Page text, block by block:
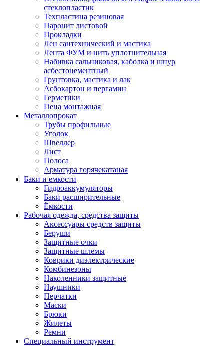
стеклопластик
Техпластина резиновая
Паронит листовой
Прокладки
Лен сантехнический и мастика
Лента ФУМ и нить уплотнительная
Набивка сальниковая, каболка и шнур
асбестоцементный
Грунтовка, мастика и лак
Асбокартон и пергамин
Герметики
Пена монтажная
Металлопрокат
Трубы профильные
Уголок
Швеллер
Лист
Полоса
Арматура горячекатаная
Баки и емкости
Гидроаккумуляторы
Баки расширительные
Ёмкости
Рабочая одежда, средства защиты
Аксессуары средств защиты
Беруши
Защитные очки
Защитные шлемы
Коврики диэлектрические
Комбинезоны
Наколенники защитные
Наушники
Перчатки
Маски
Брюки
Жилеты
Ремни
Специальный инструмент